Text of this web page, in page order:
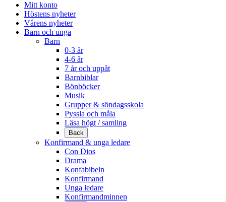
Mitt konto
Höstens nyheter
Vårens nyheter
Barn och unga
Barn
0-3 år
4-6 år
7 år och uppåt
Barnbiblar
Bönböcker
Musik
Grupper & söndagsskola
Pyssla och måla
Läsa högt / samling
Back
Konfirmand & unga ledare
Con Dios
Drama
Konfabibeln
Konfirmand
Unga ledare
Konfirmandminnen